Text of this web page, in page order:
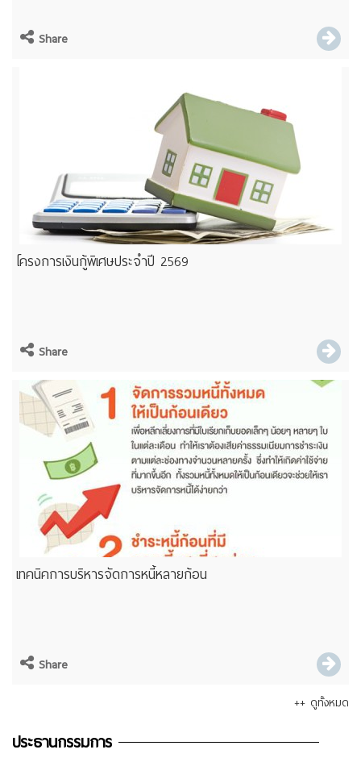
Share
โครงการเงินกู้พิเศษประจำปี 2569
Share
เทคนิคการบริหารจัดการหนี้หลายก้อน
Share
++ ดูทั้งหมด
ประธานกรรมการ